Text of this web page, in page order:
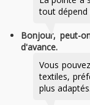
tout dépend
Bonjour, peut-
d'avance.
Vous
textiles,
plus adaptés.